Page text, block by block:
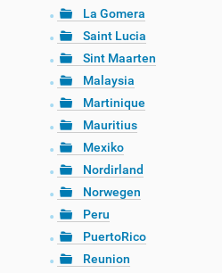
La Gomera
Saint Lucia
Sint Maarten
Malaysia
Martinique
Mauritius
Mexiko
Nordirland
Norwegen
Peru
PuertoRico
Reunion